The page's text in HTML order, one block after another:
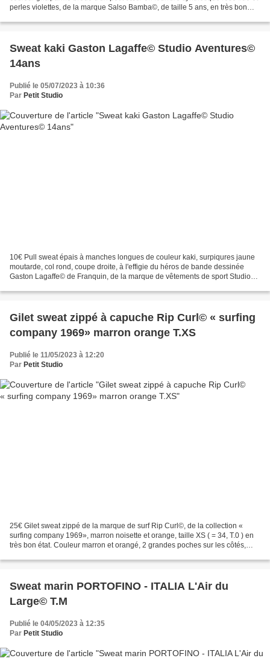
perles violettes, de la marque Salso Bamba©, de taille 5 ans, en très bon
Sweat kaki Gaston Lagaffe© Studio Aventures©
14ans
Publié le 05/07/2023 à 10:36
Par Petit Studio
10€ Pull sweat épais à manches longues de couleur kaki, surpiqures jaune
moutarde, col rond, coupe droite, à l'effigie du héros de bande dessinée
Gaston Lagaffe© de Franquin, de la marque de vêtements de sport Studio
Gilet sweat zippé à capuche Rip Curl© « surfing
company 1969» marron orange T.XS
Publié le 11/05/2023 à 12:20
Par Petit Studio
25€ Gilet sweat zippé de la marque de surf Rip Curl©, de la collection «
surfing company 1969», marron noisette et orange, taille XS ( = 34, T.0 ) en
très bon état. Couleur marron et orangé, 2 grandes poches sur les côtés,
Sweat marin PORTOFINO - ITALIA L'Air du
Large© T.M
Publié le 04/05/2023 à 12:35
Par Petit Studio